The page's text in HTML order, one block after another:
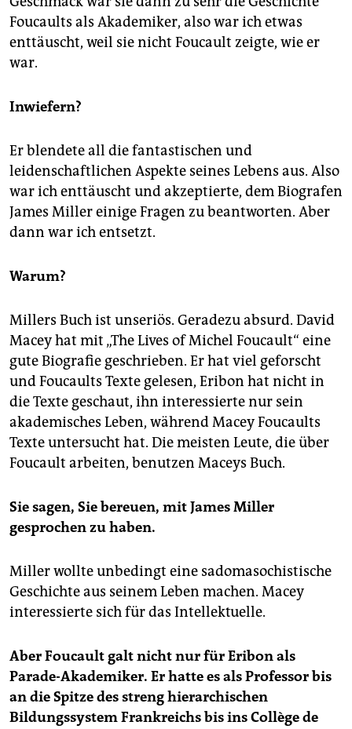
Foucaults als Akademiker, also war ich etwas
enttäuscht, weil sie nicht Foucault zeigte, wie er
war.
Inwiefern?
Er blendete all die fantastischen und
leidenschaftlichen Aspekte seines Lebens aus. Also
war ich enttäuscht und akzeptierte, dem Biografen
James Miller einige Fragen zu beantworten. Aber
dann war ich entsetzt.
Warum?
Millers Buch ist unseriös. Geradezu absurd. David
Macey hat mit „The Lives of Michel Foucault“ eine
gute Biografie geschrieben. Er hat viel geforscht
und Foucaults Texte gelesen, Eribon hat nicht in
die Texte geschaut, ihn interessierte nur sein
akademisches Leben, während Macey Foucaults
Texte untersucht hat. Die meisten Leute, die über
Foucault arbeiten, benutzen Maceys Buch.
Sie sagen, Sie bereuen, mit James Miller
gesprochen zu haben.
Miller wollte unbedingt eine sadomasochistische
Geschichte aus seinem Leben machen. Macey
interessierte sich für das Intellektuelle.
Aber Foucault galt nicht nur für Eribon als
Parade-Akademiker. Er hatte es als Professor bis
an die Spitze des streng hierarchischen
Bildungssystem Frankreichs bis ins Collège de